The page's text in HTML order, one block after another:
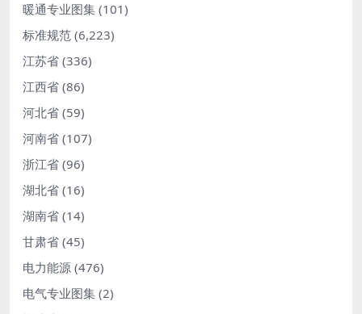
暖通专业图集 (101)
标准规范 (6,223)
江苏省 (336)
江西省 (86)
河北省 (59)
河南省 (107)
浙江省 (96)
湖北省 (16)
湖南省 (14)
甘肃省 (45)
电力能源 (476)
电气专业图集 (2)